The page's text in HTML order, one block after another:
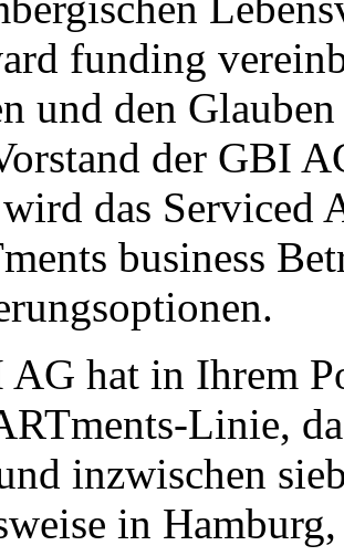
funding
und den
der GBI
das Serviced
business
hat in Ihrem
Linie,
inzwischen
in